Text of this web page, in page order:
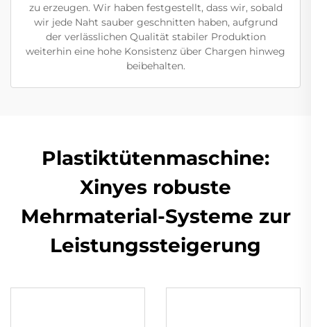
zu erzeugen. Wir haben festgestellt, dass wir, sobald
wir jede Naht sauber geschnitten haben, aufgrund
der verlässlichen Qualität stabiler Produktion
weiterhin eine hohe Konsistenz über Chargen hinweg
beibehalten.
Plastiktütenmaschine:
Xinyes robuste
Mehrmaterial-Systeme zur
Leistungssteigerung